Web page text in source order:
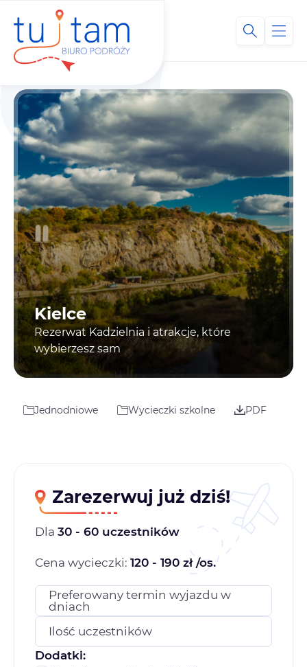
Kielce
Rezerwat Kadzielnia i atrakcje, które
wybierzesz sam
Jednodniowe Wycieczki szkolne PDF
Zarezerwuj już dziś!
Dla 30 - 60 uczestników
Cena wycieczki: 120 - 190 zł /os.
Preferowany termin wyjazdu w
dniach
Ilość uczestników
Dodatki: